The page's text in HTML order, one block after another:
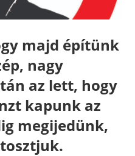
majd építünk
nagy
az lett, hogy
kapunk az
megijedünk,